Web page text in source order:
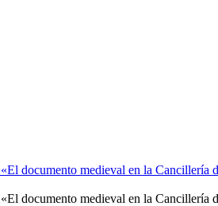
documento medieval en la Cancillería
documento medieval en la Cancillería